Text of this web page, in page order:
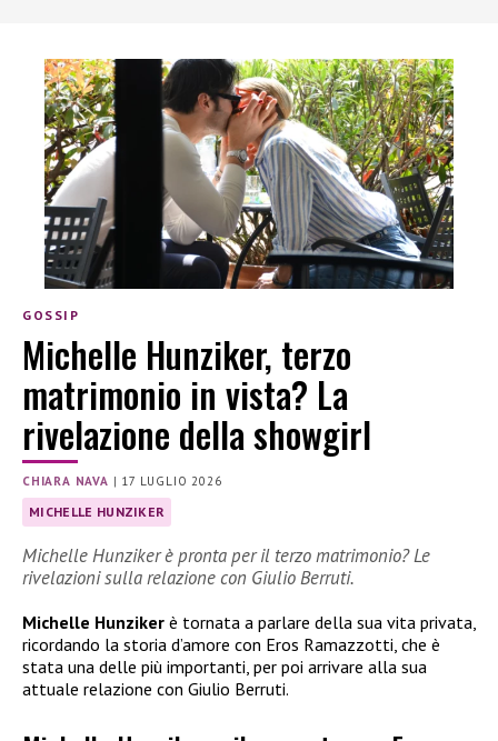
GOSSIP
Michelle Hunziker, terzo
matrimonio in vista? La
rivelazione della showgirl
CHIARA NAVA | 17 LUGLIO 2026
MICHELLE HUNZIKER
Michelle Hunziker è pronta per il terzo matrimonio? Le
rivelazioni sulla relazione con Giulio Berruti.
Michelle Hunziker è tornata a parlare della sua vita privata,
ricordando la storia d’amore con Eros Ramazzotti, che è
stata una delle più importanti, per poi arrivare alla sua
attuale relazione con Giulio Berruti.